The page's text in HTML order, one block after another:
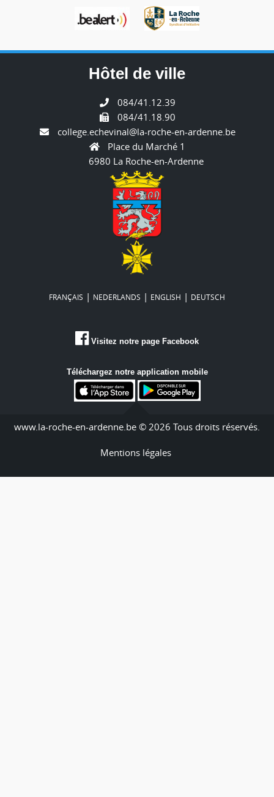
Hôtel de ville
084/41.12.39
084/41.18.90
college.echevinal@la-roche-en-ardenne.be
Place du Marché 1
6980 La Roche-en-Ardenne
FRANÇAIS | NEDERLANDS | ENGLISH | DEUTSCH
Visitez notre page Facebook
Téléchargez notre application mobile
www.la-roche-en-ardenne.be © 2026 Tous droits réservés.
Mentions légales